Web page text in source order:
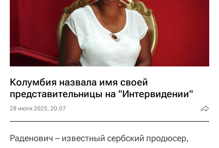
Колумбия назвала имя своей
представительницы на "Интервидении"
28 июля 2025, 20:07
Раденович – известный сербский продюсер,